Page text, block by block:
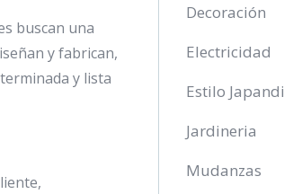
buscan una
y fabrican,
y lista
Decoración
Electricidad
Estilo Japandi
Jardineria
Mudanzas